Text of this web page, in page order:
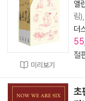
미리보기
앨
림),
더
절
초